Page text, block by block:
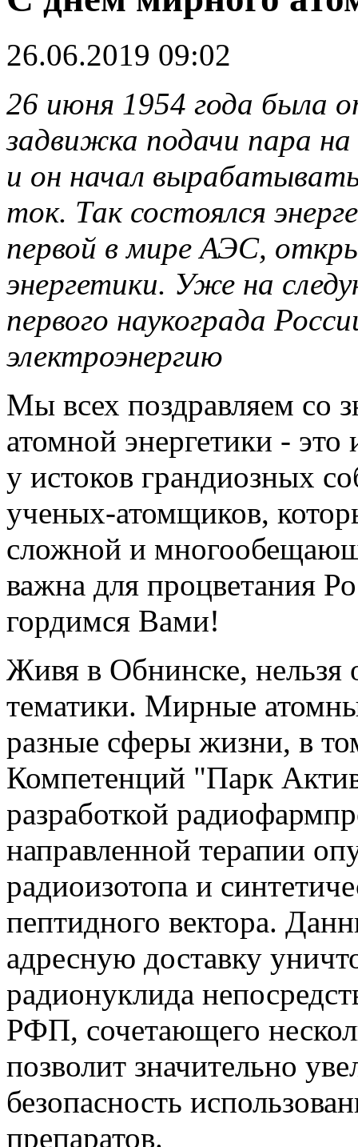
26.06.2019 09:02
26 июня 1954 года была
задвижка подачи пара
и он начал
ток. Так состоялся
первой в мире АЭС,
энергетики. Уже на
первого наукограда
электроэнергию
Мы всех поздравляем со
атомной энергетики -
у истоков грандиозных
ученых-атомщиков,
сложной и
важна для процветания
гордимся Вами!
Живя в Обнинске, нельзя
тематики. Мирные
разные сферы жизни, в
Компетенций "Парк
разработкой
направленной терапии
радиоизотопа и
пептидного вектора.
адресную доставку
радионуклида
РФП, сочетающего
позволит значительно
безопасность
препаратов.